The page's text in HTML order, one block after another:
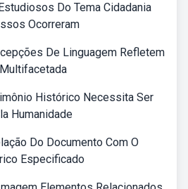
Do Tema Cidadania
Ocorreram
De Linguagem Refletem
Histórico Necessita Ser
Humanidade
Do Documento Com O
Especificado